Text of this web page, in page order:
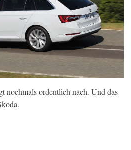
nochmals ordentlich nach. Und das